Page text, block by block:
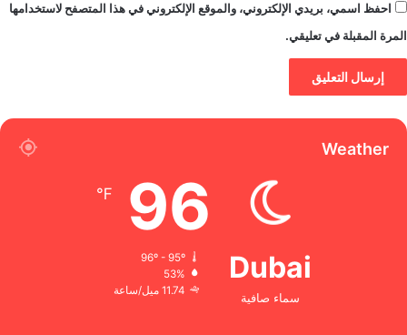
احفظ اسمي، بريدي الإلكتروني، والموقع الإلكتروني في هذا المتصفح لاستخدامها
المرة المقبلة في تعليقي.
Weather
Dubai
سماء صافية
96
℉
96º - 95º
53%
11.74 ميل/ساعة